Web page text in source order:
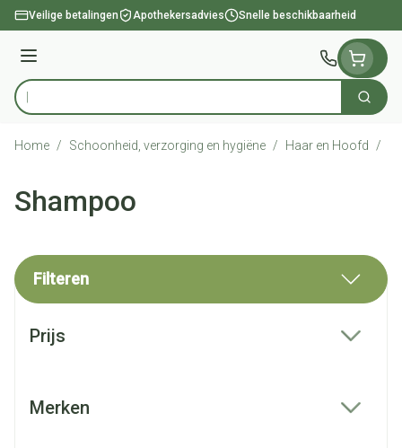
Ga naar de inhoud
Veilige betalingen Apothekersadvies Snelle beschikbaarheid
Menu
Product, merk, categorie... Zoek
Home / Schoonheid, verzorging en hygiëne / Haar en Hoofd /
Shampoo
Filteren
Prijs
Merken